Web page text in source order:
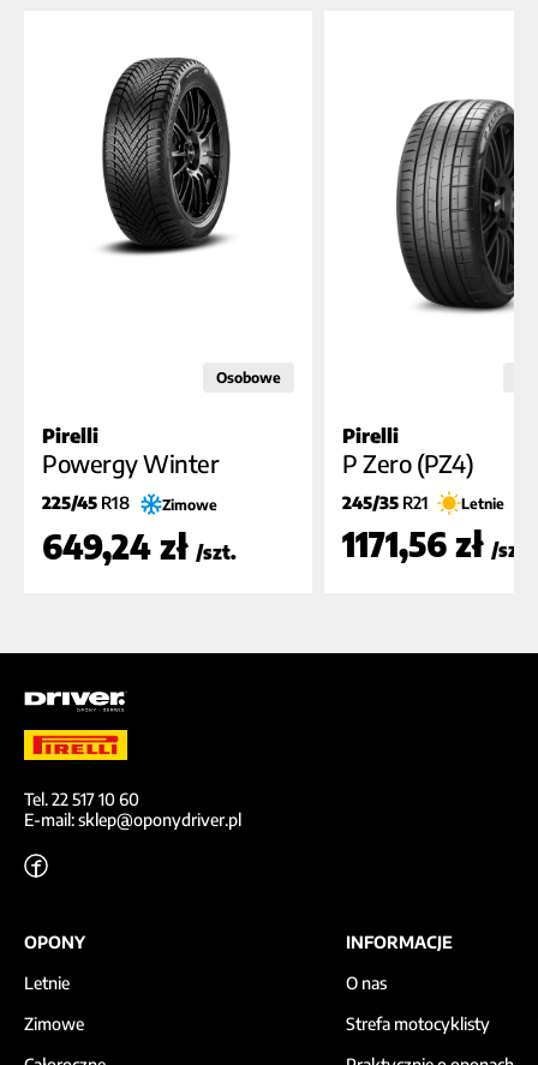
Osobowe
Pirelli
Powergy Winter
225/45 R18 Zimowe
649,24 zł /szt.
Pirelli
P Zero (PZ4)
245/35 R21 Letnie
1171,56 zł /szt.
Tel. 22 517 10 60
E-mail: sklep@oponydriver.pl
OPONY
Letnie
Zimowe
INFORMACJE
O nas
Strefa motocyklisty